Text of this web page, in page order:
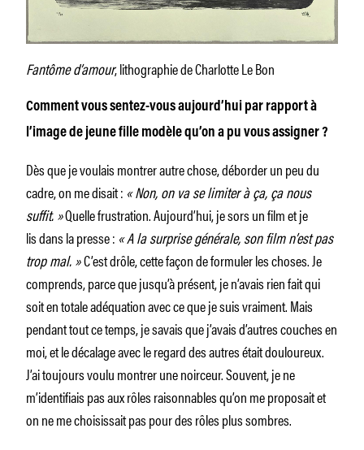
Fantôme d’amour, lithographie de Charlotte Le Bon
Comment vous sentez-vous aujourd’hui par rapport à
l’image de jeune fille modèle qu’on a pu vous assigner ?
Dès que je voulais montrer autre chose, déborder un peu du
cadre, on me disait : « Non, on va se limiter à ça, ça nous
suffit. »Quelle frustration. Aujourd’hui, je sors un film et je
lis dans la presse : « A la surprise générale, son film n’est pas
trop mal. »C’est drôle, cette façon de formuler les choses. Je
comprends, parce que jusqu’à présent, je n’avais rien fait qui
soit en totale adéquation avec ce que je suis vraiment. Mais
pendant tout ce temps, je savais que j’avais d’autres couches en
moi, et le décalage avec le regard des autres était douloureux.
J’ai toujours voulu montrer une noirceur. Souvent, je ne
m’identifiais pas aux rôles raisonnables qu’on me proposait et
on ne me choisissait pas pour des rôles plus sombres.